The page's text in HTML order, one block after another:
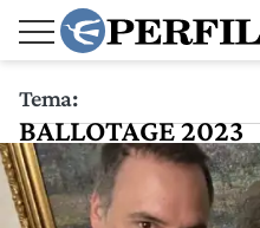
Tema:
BALLOTAGE 2023